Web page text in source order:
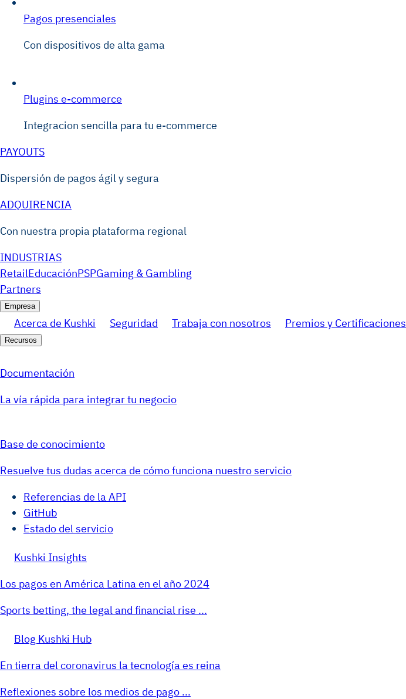
Pagos presenciales
Con dispositivos de alta gama
Plugins e-commerce
Integracion sencilla para tu e-commerce
PAYOUTS
Dispersión de pagos ágil y segura
ADQUIRENCIA
Con nuestra propia plataforma regional
INDUSTRIAS
RetailEducaciónPSPGaming & Gambling
Partners
Empresa
Acerca de Kushki Seguridad Trabaja con nosotros Premios y Certificaciones
Recursos
Documentación
La vía rápida para integrar tu negocio
Base de conocimiento
Resuelve tus dudas acerca de cómo funciona nuestro servicio
Referencias de la API
GitHub
Estado del servicio
Kushki Insights
Los pagos en América Latina en el año 2024
Sports betting, the legal and financial rise ...
Blog Kushki Hub
En tierra del coronavirus la tecnología es reina
Reflexiones sobre los medios de pago ...